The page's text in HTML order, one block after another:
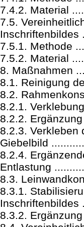
7.4.2. Material
7.5.
Inschriftenbildes
7.5.1. Methode
7.5.2. Material
8. Maßnahmen
8.1. Reinigung
8.2.
8.2.1.
8.2.2.
8.2.3. Verkleben
Giebelbild
8.2.4.
Entlastung
8.3.
8.3.1.
Inschriftenbildes
8.3.2.